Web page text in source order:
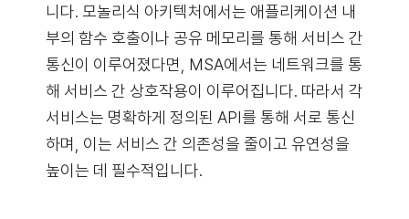
니다. 모놀리식 아키텍처에서는 애플리케이션 내
부의 함수 호출이나 공유 메모리를 통해 서비스 간
통신이 이루어졌다면, MSA에서는 네트워크를 통
해 서비스 간 상호작용이 이루어집니다. 따라서 각
서비스는 명확하게 정의된 API를 통해 서로 통신
하며, 이는 서비스 간 의존성을 줄이고 유연성을
높이는 데 필수적입니다.